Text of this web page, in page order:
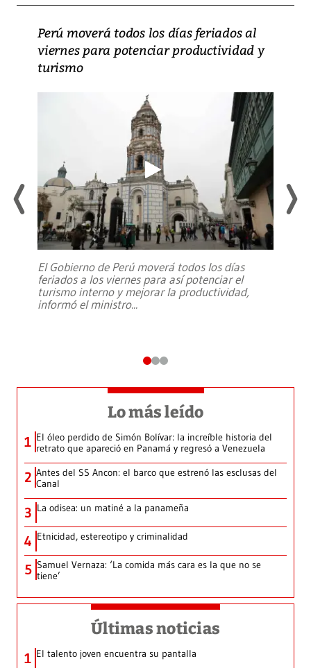
Perú moverá todos los días feriados al
viernes para potenciar productividad y
turismo
El Gobierno de Perú moverá todos los días
feriados a los viernes para así potenciar el
turismo interno y mejorar la productividad,
informó el ministro...
Lo más leído
1 El óleo perdido de Simón Bolívar: la increíble historia del
retrato que apareció en Panamá y regresó a Venezuela
2 Antes del SS Ancon: el barco que estrenó las esclusas del
Canal
3 La odisea: un matiné a la panameña
4 Etnicidad, estereotipo y criminalidad
5 Samuel Vernaza: ‘La comida más cara es la que no se
tiene’
Últimas noticias
1 El talento joven encuentra su pantalla​